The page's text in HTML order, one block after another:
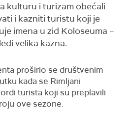
kulturu i turizam obećali
i kazniti turistu koji je
imena u zid Koloseuma –
velika kazna.
proširio se društvenim
kada se Rimljani
turista koji su preplavili
ove sezone.